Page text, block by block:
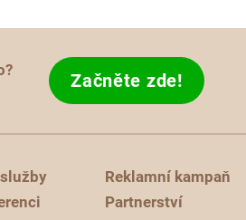
Začněte zde!
Reklamní kampaň
Partnerství